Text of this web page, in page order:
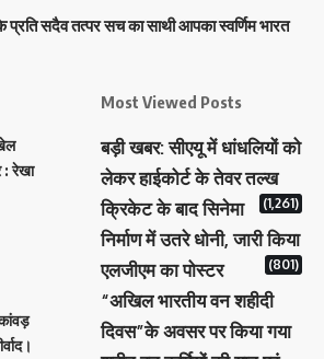
सदैव तत्पर सच का साथी आपका स्वर्णिम भारत
: रेखा
Most Viewed Posts
बड़ी खबर: सीएयू में धांधलियों को
लेकर हाईकोर्ट के तेवर तल्ख
(1,261)
क्रिकेट के बाद सिनेमा
निर्माण में उतरे धोनी, जारी किया
एलजीएम का पोस्टर
(801)
“अखिल भारतीय वन शहीदी
दिवस”के अवसर पर किया गया